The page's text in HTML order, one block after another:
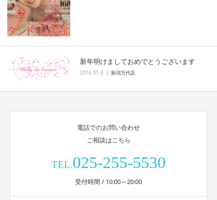
新年明けましておめでとうございます
2016.01.3 新潟万代店
電話でのお問い合わせ
ご相談はこちら
TEL.025-255-5530
受付時間 / 10:00～20:00